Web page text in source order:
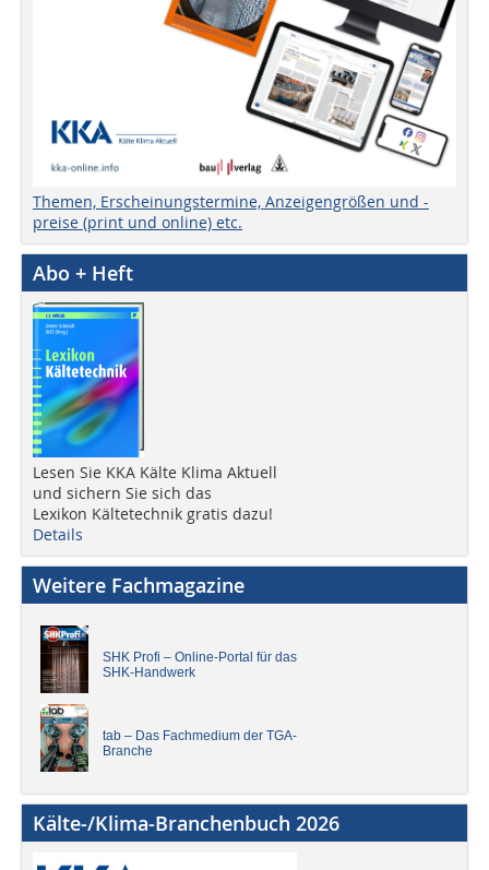
Themen, Erscheinungstermine, Anzeigengrößen und -
preise (print und online) etc.
Abo + Heft
Lesen Sie KKA Kälte Klima Aktuell
und sichern Sie sich das
Lexikon Kältetechnik gratis dazu!
Details
Weitere Fachmagazine
SHK Profi – Online-Portal für das
SHK-Handwerk
tab – Das Fachmedium der TGA-
Branche
Kälte-/Klima-Branchenbuch 2026